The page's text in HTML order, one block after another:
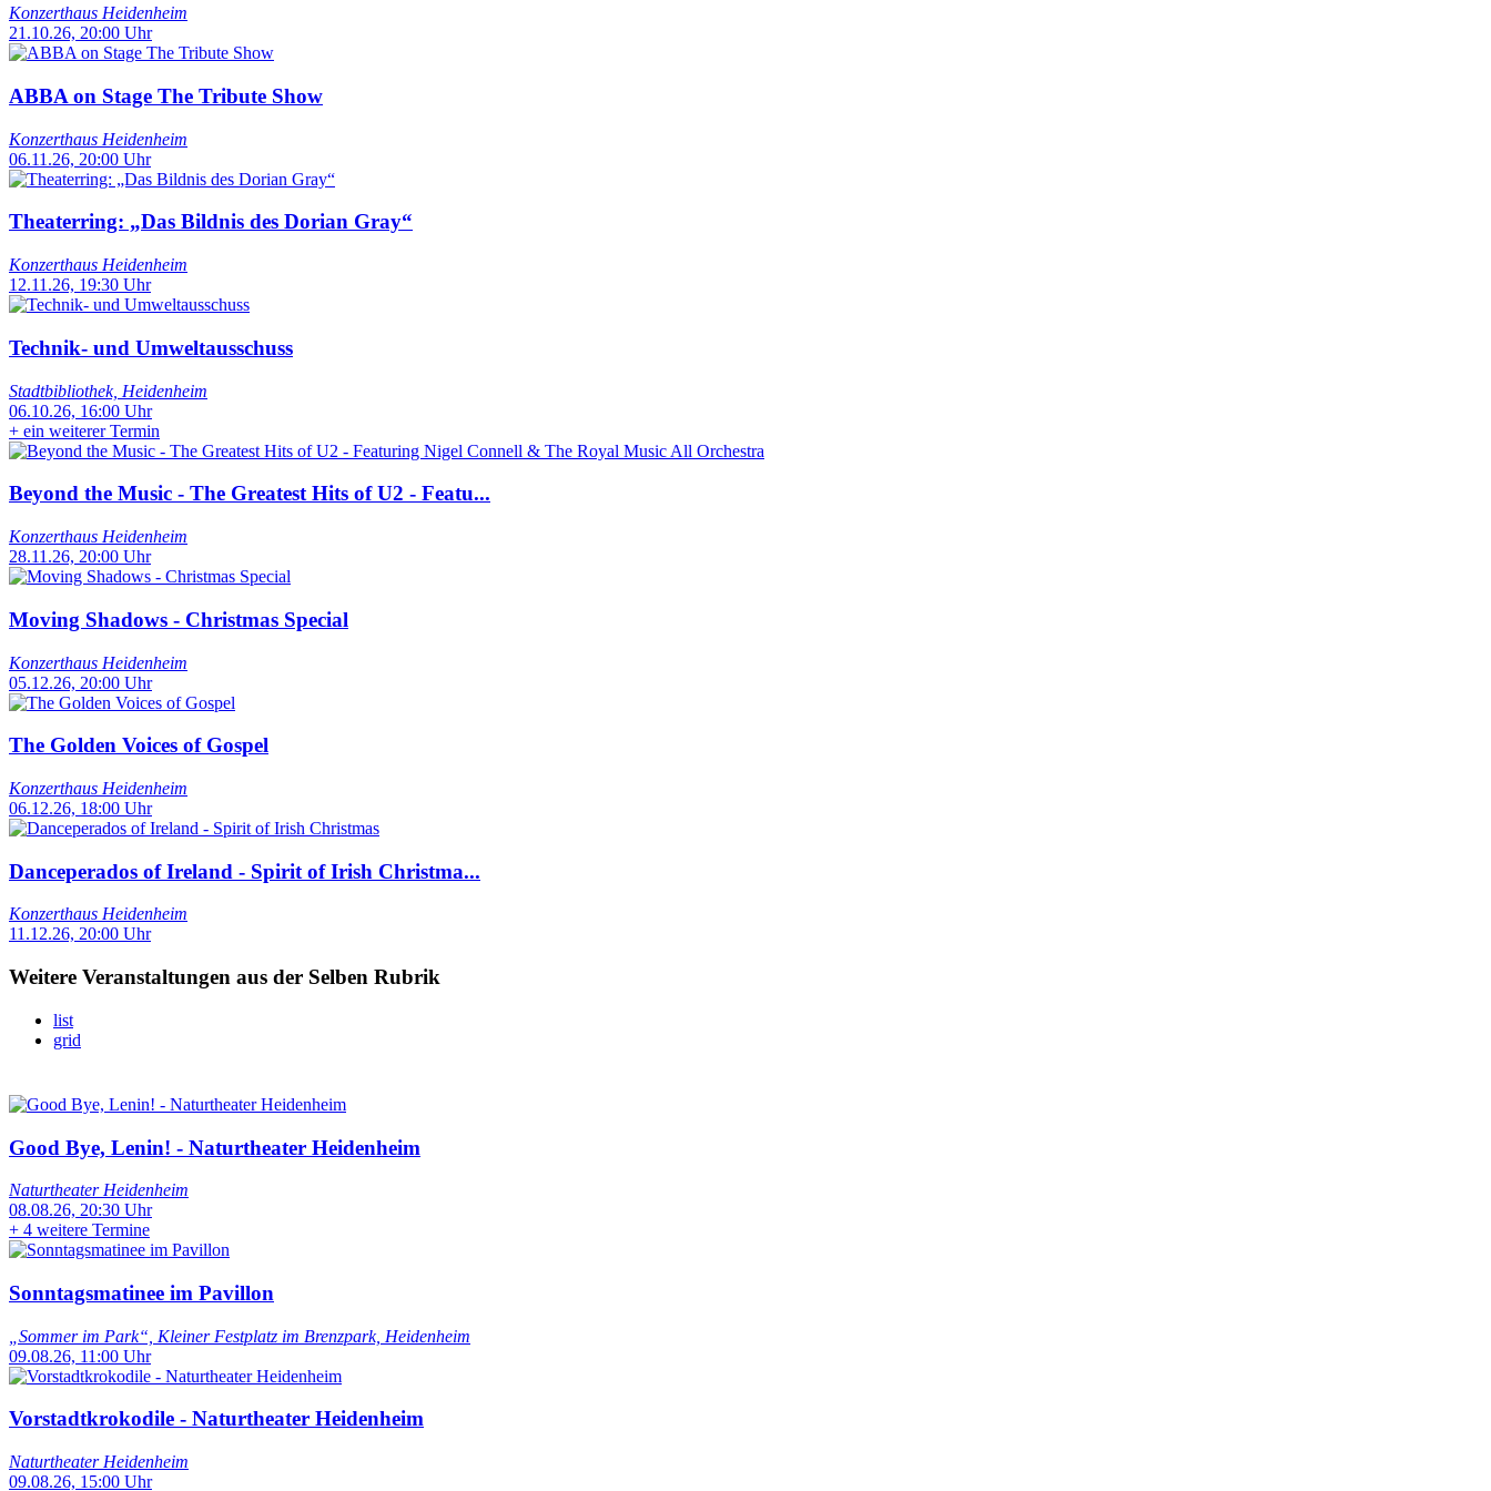
Konzerthaus Heidenheim
21.10.26, 20:00 Uhr
ABBA on Stage The Tribute Show
Konzerthaus Heidenheim
06.11.26, 20:00 Uhr
Theaterring: „Das Bildnis des Dorian Gray“
Konzerthaus Heidenheim
12.11.26, 19:30 Uhr
Technik- und Umweltausschuss
Stadtbibliothek, Heidenheim
06.10.26, 16:00 Uhr
+ ein weiterer Termin
Beyond the Music - The Greatest Hits of U2 - Featu...
Konzerthaus Heidenheim
28.11.26, 20:00 Uhr
Moving Shadows - Christmas Special
Konzerthaus Heidenheim
05.12.26, 20:00 Uhr
The Golden Voices of Gospel
Konzerthaus Heidenheim
06.12.26, 18:00 Uhr
Danceperados of Ireland - Spirit of Irish Christma...
Konzerthaus Heidenheim
11.12.26, 20:00 Uhr
Weitere Veranstaltungen aus der Selben Rubrik
list
grid
Good Bye, Lenin! - Naturtheater Heidenheim
Naturtheater Heidenheim
08.08.26, 20:30 Uhr
+ 4 weitere Termine
Sonntagsmatinee im Pavillon
„Sommer im Park“, Kleiner Festplatz im Brenzpark, Heidenheim
09.08.26, 11:00 Uhr
Vorstadtkrokodile - Naturtheater Heidenheim
Naturtheater Heidenheim
09.08.26, 15:00 Uhr